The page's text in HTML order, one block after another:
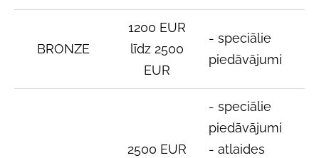
BRONZE
1200 EUR
līdz 2500
EUR
- speciālie
piedāvājumi
2500 EUR
-speciālie
piedāvājumi
- atlaides